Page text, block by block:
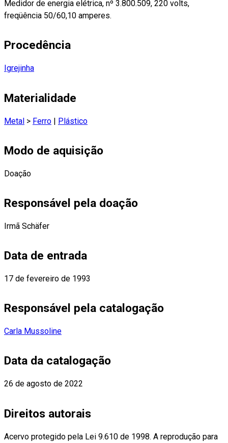
Medidor de energia elétrica, nº 3.800.509, 220 volts,
freqüência 50/60,10 amperes.
Procedência
Igrejinha
Materialidade
Metal > Ferro | Plástico
Modo de aquisição
Doação
Responsável pela doação
Irmã Schäfer
Data de entrada
17 de fevereiro de 1993
Responsável pela catalogação
Carla Mussoline
Data da catalogação
26 de agosto de 2022
Direitos autorais
Acervo protegido pela Lei 9.610 de 1998. A reprodução para